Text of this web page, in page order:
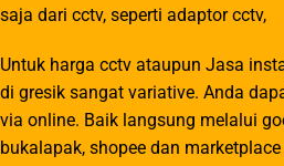
saja dari cctv, seperti adaptor cctv,
Untuk harga cctv ataupun Jasa
di gresik sangat variative. Anda
via online. Baik langsung melalui
bukalapak, shopee dan